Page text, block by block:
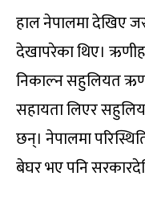
हाल नेपालमा देखिए
देखापरेका थिए।
निकाल्न सहुलियत ऋण
सहायता लिएर
छन्। नेपालमा
बेघर भए पनि